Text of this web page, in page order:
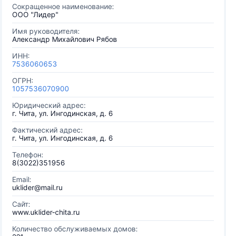
Сокращенное наименование:
ООО "Лидер"
Имя руководителя:
Александр Михайлович Рябов
ИНН:
7536060653
ОГРН:
1057536070900
Юридический адрес:
г. Чита, ул. Ингодинская, д. 6
Фактический адрес:
г. Чита, ул. Ингодинская, д. 6
Телефон:
8(3022)351956
Email:
uklider@mail.ru
Сайт:
www.uklider-chita.ru
Количество обслуживаемых домов: